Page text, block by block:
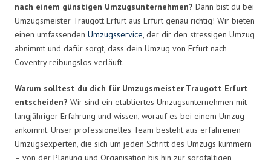
nach einem günstigen Umzugsunternehmen? Dann bist du bei
Umzugsmeister Traugott Erfurt aus Erfurt genau richtig! Wir bieten
einen umfassenden Umzugsservice, der dir den stressigen Umzug
abnimmt und dafür sorgt, dass dein Umzug von Erfurt nach
Coventry reibungslos verläuft.
Warum solltest du dich für Umzugsmeister Traugott Erfurt
entscheiden? Wir sind ein etabliertes Umzugsunternehmen mit
langjähriger Erfahrung und wissen, worauf es bei einem Umzug
ankommt. Unser professionelles Team besteht aus erfahrenen
Umzugsexperten, die sich um jeden Schritt des Umzugs kümmern
– von der Planung und Organisation bis hin zur sorgfältigen